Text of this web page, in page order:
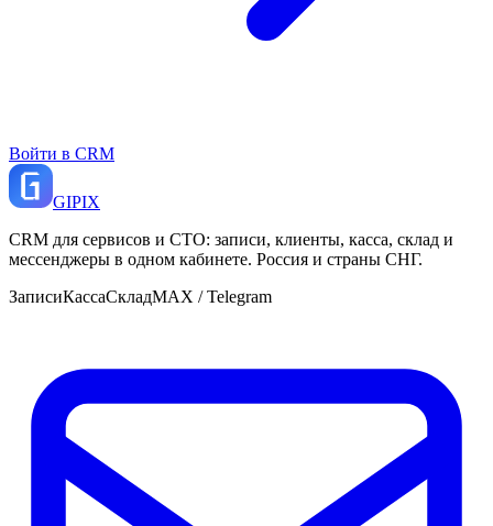
Войти в CRM
GIPIX
CRM для сервисов и СТО: записи, клиенты, касса, склад и
мессенджеры в одном кабинете. Россия и страны СНГ.
ЗаписиКассаСкладMAX / Telegram